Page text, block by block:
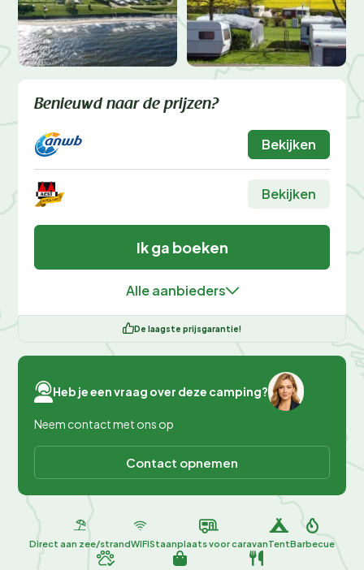
Benieuwd naar de prijzen?
Bekijken
Bekijken
Ik ga boeken
Alle aanbieders
De laagste prijsgarantie!
Heb je een vraag over deze camping?
Neem contact met ons op
Contact opnemen
Direct aan zee/strandWIFIStaanplaats voor caravanTentBarbecue